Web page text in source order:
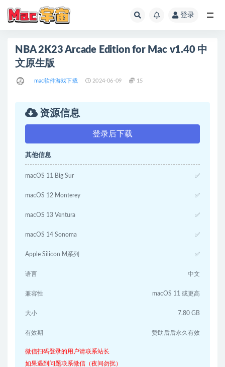
登录
NBA 2K23 Arcade Edition for Mac v1.40 中
文原生版
mac软件游戏下载 2024-06-09 15
资源信息
登录后下载
其他信息
macOS 11 Big Sur ✅
macOS 12 Monterey ✅
macOS 13 Ventura ✅
macOS 14 Sonoma ✅
Apple Silicon M系列 ✅
语言 中文
兼容性 macOS 11 或更高
大小 7.80 GB
有效期 赞助后后永久有效
微信扫码登录的用户请联系站长
如果遇到问题联系微信（夜间勿扰）